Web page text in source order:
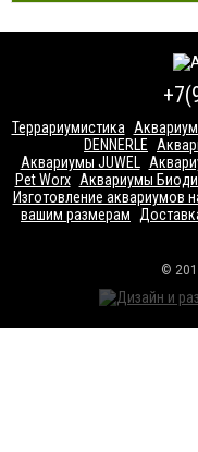
Террариумистика
DENNERLE
Аквариумы JUWEL
Pet Worx Аквариумы
Изготовление аквариумов
вашим размерам
©